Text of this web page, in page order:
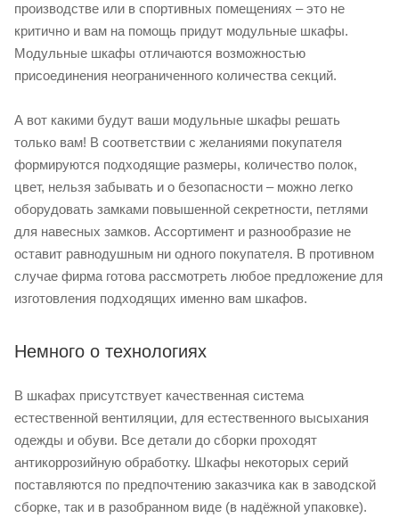
производстве или в спортивных помещениях – это не
критично и вам на помощь придут модульные шкафы.
Модульные шкафы отличаются возможностью
присоединения неограниченного количества секций.
А вот какими будут ваши модульные шкафы решать
только вам! В соответствии с желаниями покупателя
формируются подходящие размеры, количество полок,
цвет, нельзя забывать и о безопасности – можно легко
оборудовать замками повышенной секретности, петлями
для навесных замков. Ассортимент и разнообразие не
оставит равнодушным ни одного покупателя. В противном
случае фирма готова рассмотреть любое предложение для
изготовления подходящих именно вам шкафов.
Немного о технологиях
В шкафах присутствует качественная система
естественной вентиляции, для естественного высыхания
одежды и обуви. Все детали до сборки проходят
антикоррозийную обработку. Шкафы некоторых серий
поставляются по предпочтению заказчика как в заводской
сборке, так и в разобранном виде (в надёжной упаковке).